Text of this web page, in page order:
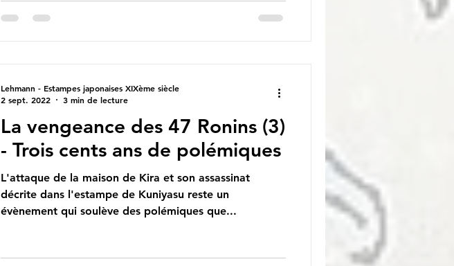
quartier des plaisirs de Edo. La très belle Takao étudie
et devient douée en waka et en haïku (poésie
danse. Elle accède au r
La vengeance des 47 Ronins (3)
- Trois cents ans de polémiques
L'attaque de la maison de Kira et son assassinat
décrite dans l'estampe de Kuniyasu reste un
évènement qui soulève des polémiques que...
Lehmann - Estampes japonaises XIXème siècle
2 sept. 2022
3 min de lecture